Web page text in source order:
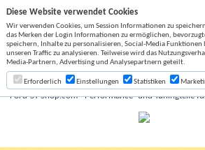
Ford-ST-Shop.com - Performance- und Tuningteile
Diese Website verwendet Cookies
Wir verwenden Cookies, um Session Informationen zu
das Merken der Login Informationen zu ermöglichen,
speichern, Inhalte zu personalisieren, Social-Media Funktionen
unseren Traffic zu analysieren. Teilweise wird das
Media-Partnern, Advertising und Analysepartnern geteilt.
Erforderlich Einstellungen Statistiken